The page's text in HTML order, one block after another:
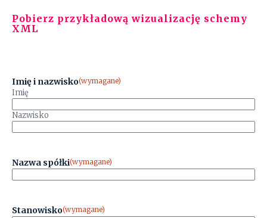
Pobierz przykładową wizualizację schemy
XML
Imię i nazwisko(wymagane)
Imię
Nazwisko
Nazwa spółki(wymagane)
Stanowisko(wymagane)